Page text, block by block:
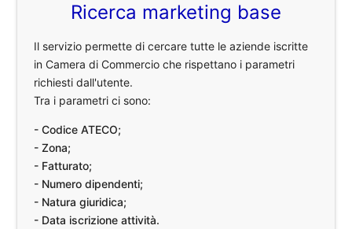
Ricerca marketing base
Il servizio permette di cercare tutte le aziende iscritte
in Camera di Commercio che rispettano i parametri
richiesti dall'utente.
Tra i parametri ci sono:
- Codice ATECO;
- Zona;
- Fatturato;
- Numero dipendenti;
- Natura giuridica;
- Data iscrizione attività.